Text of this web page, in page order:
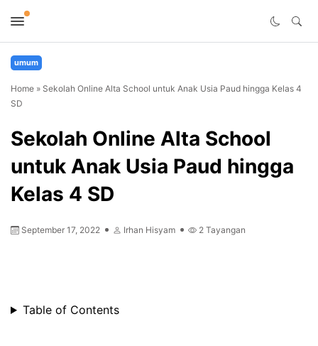
umum
Home » Sekolah Online Alta School untuk Anak Usia Paud hingga Kelas 4
SD
Sekolah Online Alta School
untuk Anak Usia Paud hingga
Kelas 4 SD
September 17, 2022 Irhan Hisyam 2 Tayangan
Table of Contents